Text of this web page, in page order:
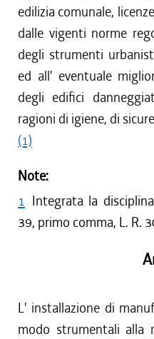
edilizia comunale,
dalle vigenti norme
degli strumenti
ed all' eventuale
degli edifici
ragioni di igiene, di
(1)
Note:
1 Integrata la
39, primo comma, L. R.
L' installazione di
modo strumentali alla